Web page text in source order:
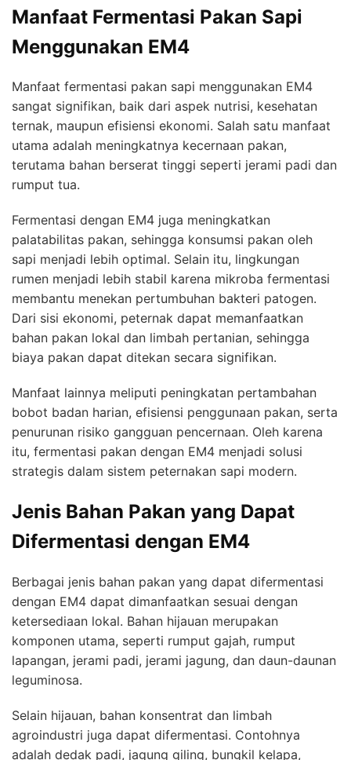
Manfaat Fermentasi Pakan Sapi
Menggunakan EM4
Manfaat fermentasi pakan sapi menggunakan EM4
sangat signifikan, baik dari aspek nutrisi, kesehatan
ternak, maupun efisiensi ekonomi. Salah satu manfaat
utama adalah meningkatnya kecernaan pakan,
terutama bahan berserat tinggi seperti jerami padi dan
rumput tua.
Fermentasi dengan EM4 juga meningkatkan
palatabilitas pakan, sehingga konsumsi pakan oleh
sapi menjadi lebih optimal. Selain itu, lingkungan
rumen menjadi lebih stabil karena mikroba fermentasi
membantu menekan pertumbuhan bakteri patogen.
Dari sisi ekonomi, peternak dapat memanfaatkan
bahan pakan lokal dan limbah pertanian, sehingga
biaya pakan dapat ditekan secara signifikan.
Manfaat lainnya meliputi peningkatan pertambahan
bobot badan harian, efisiensi penggunaan pakan, serta
penurunan risiko gangguan pencernaan. Oleh karena
itu, fermentasi pakan dengan EM4 menjadi solusi
strategis dalam sistem peternakan sapi modern.
Jenis Bahan Pakan yang Dapat
Difermentasi dengan EM4
Berbagai jenis bahan pakan yang dapat difermentasi
dengan EM4 dapat dimanfaatkan sesuai dengan
ketersediaan lokal. Bahan hijauan merupakan
komponen utama, seperti rumput gajah, rumput
lapangan, jerami padi, jerami jagung, dan daun-daunan
leguminosa.
Selain hijauan, bahan konsentrat dan limbah
agroindustri juga dapat difermentasi. Contohnya
adalah dedak padi, jagung giling, bungkil kelapa,